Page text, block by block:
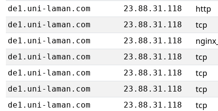
de1.uni-laman.com 23.88.31.118 http
de1.uni-laman.com 23.88.31.118 tcp
de1.uni-laman.com 23.88.31.118
de1.uni-laman.com 23.88.31.118 tcp
de1.uni-laman.com 23.88.31.118 tcp
de1.uni-laman.com 23.88.31.118 tcp
de1.uni-laman.com 23.88.31.118 tcp